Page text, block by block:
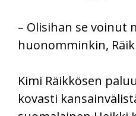
– Olisihan se voinut
huonomminkin,
Kimi Räikkösen
kovasti